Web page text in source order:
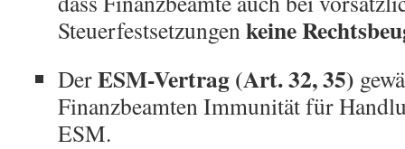
Steuerfestsetzungenkeine
DerESM-Vertrag (Art. 32, 35)
Finanzbeamten Immunität für
ESM.